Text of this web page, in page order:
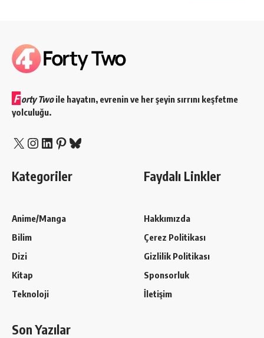
F orty Twoile hayatın, evrenin ve her şeyin sırrını keşfetme
yolculuğu.
X Instagram
LinkedIn
Pinterest
Bluesky
Kategoriler
Anime/Manga
Bilim
Dizi
Kitap
Teknoloji
Faydalı Linkler
Hakkımızda
Çerez Politikası
Gizlilik Politikası
Sponsorluk
İletişim
Son Yazılar